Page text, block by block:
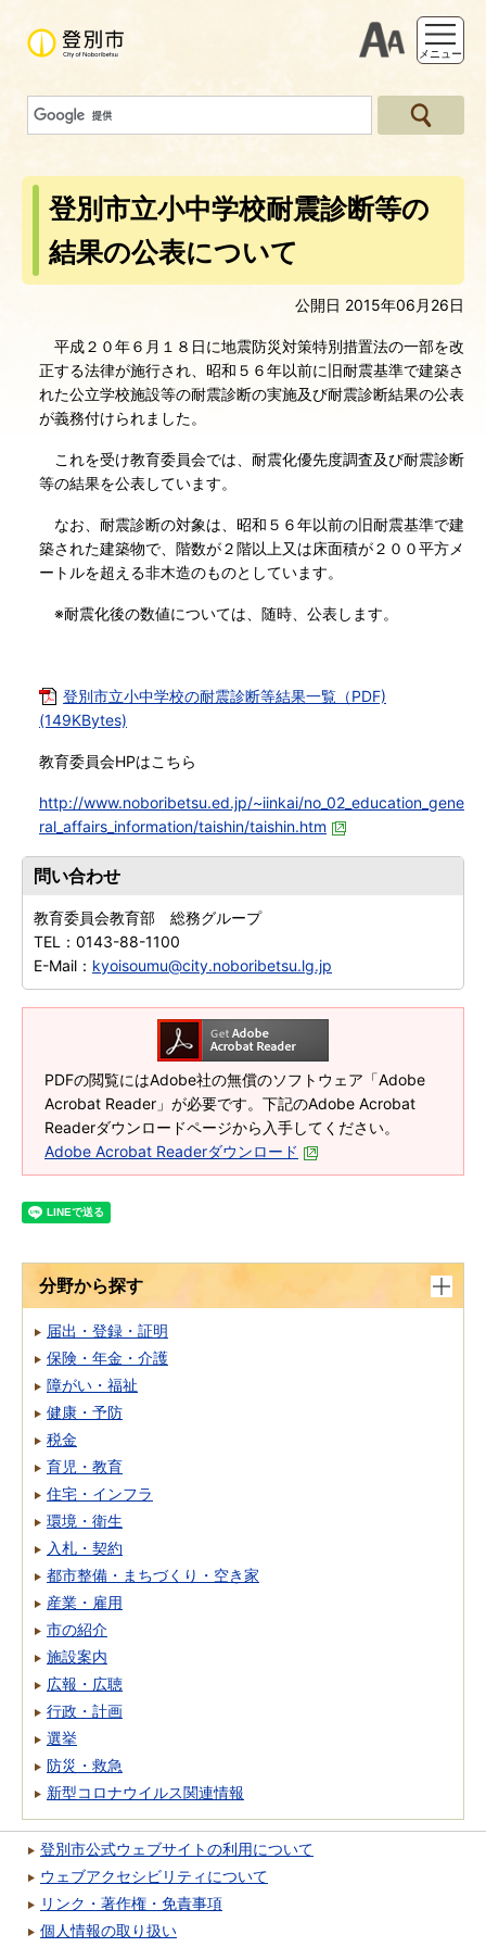
支援ツー
メニュー
登別市立小中学校耐震診断等の
結果の公表について
公開日 2015年06月26日
平成２０年６月１８日に地震防災対策特別措置法の一部を改
正する法律が施行され、昭和５６年以前に旧耐震基準で建築さ
れた公立学校施設等の耐震診断の実施及び耐震診断結果の公表
が義務付けられました。
これを受け教育委員会では、耐震化優先度調査及び耐震診断
等の結果を公表しています。
なお、耐震診断の対象は、昭和５６年以前の旧耐震基準で建
築された建築物で、階数が２階以上又は床面積が２００平方メ
ートルを超える非木造のものとしています。
※耐震化後の数値については、随時、公表します。
登別市立小中学校の耐震診断等結果一覧（PDF)
(149KBytes)
教育委員会HPはこちら
http://www.noboribetsu.ed.jp/~iinkai/no_02_education_gene
ral_affairs_information/taishin/taishin.htm
問い合わせ
教育委員会教育部 総務グループ
TEL： 0143-88-1100
E-Mail： kyoisoumu@city.noboribetsu.lg.jp
PDFの閲覧にはAdobe社の無償のソフトウェア「Adobe
Acrobat Reader」が必要です。下記のAdobe Acrobat
Readerダウンロードページから入手してください。
Adobe Acrobat Readerダウンロード
分野から探す
届出・登録・証明
保険・年金・介護
障がい・福祉
健康・予防
税金
育児・教育
住宅・インフラ
環境・衛生
入札・契約
都市整備・まちづくり・空き家
産業・雇用
市の紹介
施設案内
広報・広聴
行政・計画
選挙
防災・救急
新型コロナウイルス関連情報
登別市公式ウェブサイトの利用について
ウェブアクセシビリティについて
リンク・著作権・免責事項
個人情報の取り扱い